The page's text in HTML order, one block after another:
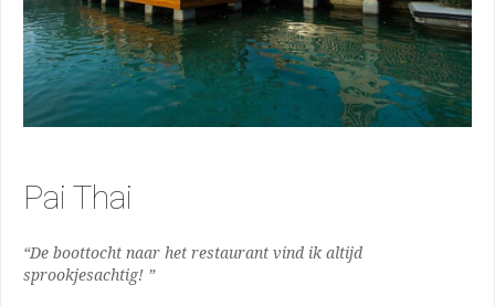
Pai Thai
“De boottocht naar het restaurant vind ik altijd
sprookjesachtig! ”